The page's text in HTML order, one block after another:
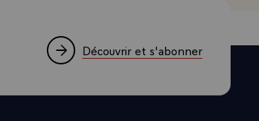
Découvrir et s'abonner